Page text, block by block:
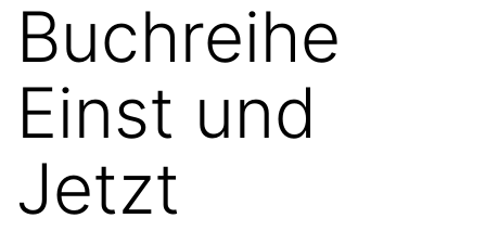
Buchreihe
Einst und
Jetzt